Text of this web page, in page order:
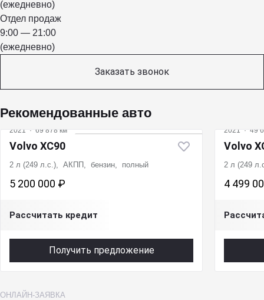
(ежедневно)
Отдел продаж
9:00 — 21:00
(ежедневно)
Заказать звонок
Рекомендованные авто
2021 · 69 878 км
Volvo XC90
2 л (249 л.с.), АКПП, бензин, полный
5 200 000 ₽
Рассчитать кредит
Получить предложение
2021 · 49
Volvo
2 л (249
4 499
ОНЛАЙН-ЗАЯВКА